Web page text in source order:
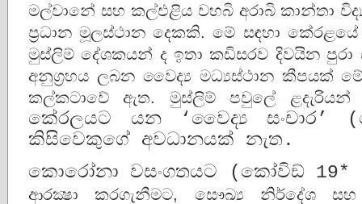
මල්වානේ සහ කල්එළිය වහබි අරාබි කාන්තා
ප‍්‍රධාන මූලස්ථාන දෙකකි. මේ සඳහා
මුස්ලිම් දේශකයන් ද ඉතා කඩිසරව දිවයින
අනුග‍්‍රහය ලබන වෛද්‍ය මධ්‍යස්ථාන කීපයක් මේ
කල්කටාවේ ඇත. මුස්ලිම් පවුලේ
කේරලයට යන ‘වෛද්‍ය සංචාර’
කිසිවෙකුගේ අවධානයක් නැත.
කොරෝනා වසංගතයට (කෝවිඞ් 19*
ආරක්‍ෂා කරගැනීමට, සෞඛ්‍ය නිර්දේශ